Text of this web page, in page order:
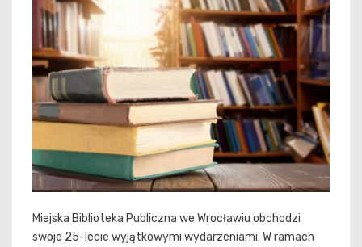
Miejska Biblioteka Publiczna we Wrocławiu obchodzi
swoje 25-lecie wyjątkowymi wydarzeniami. W ramach